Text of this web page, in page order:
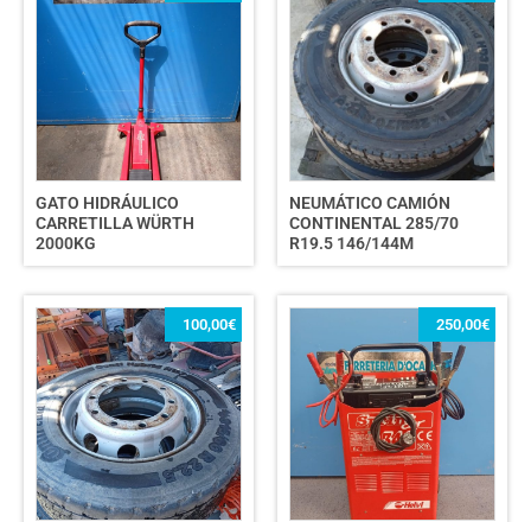
GATO HIDRÁULICO
CARRETILLA WÜRTH
2000KG
NEUMÁTICO CAMIÓN
CONTINENTAL 285/70
R19.5 146/144M
100,00€ 250,00€